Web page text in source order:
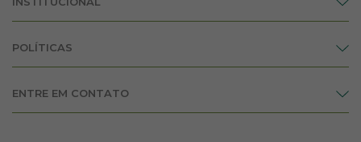
POLÍTICAS
ENTRE EM CONTATO